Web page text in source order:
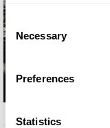
Consent
Selection
Necessary
Preferences
Statistics